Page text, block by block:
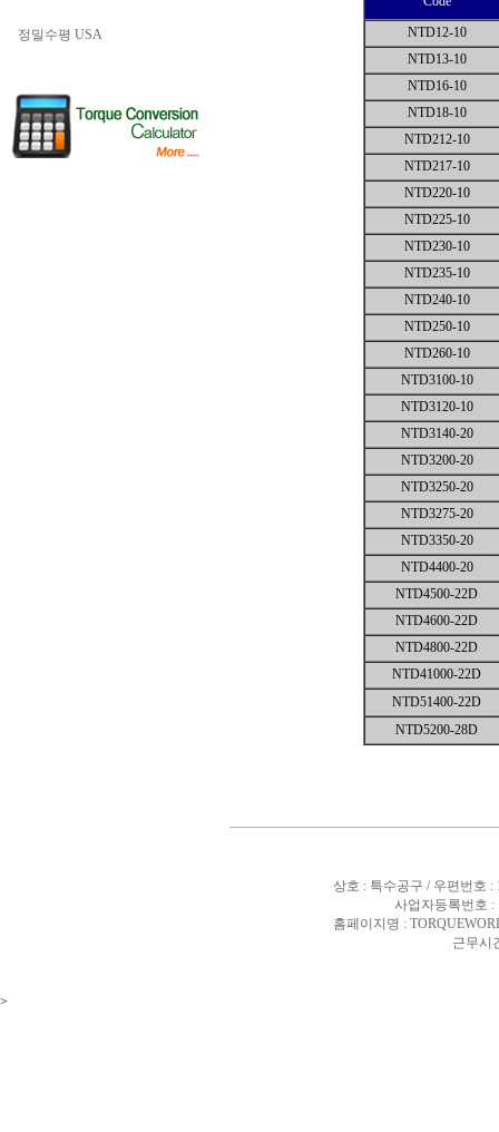
정밀수평 USA
NTD12-10
NTD13-10
NTD16-10
NTD18-10
NTD212-10
NTD217-10
NTD220-10
NTD225-10
NTD230-10
NTD235-10
NTD240-10
NTD250-10
NTD260-10
NTD3100-10
NTD3120-10
NTD3140-20
NTD3200-20
NTD3250-20
NTD3275-20
NTD3350-20
NTD4400-20
NTD4500-22D
NTD4600-22D
NTD4800-22D
NTD41000-22D
NTD51400-22D
NTD5200-28D
상호 : 특수공구 / 우편번호 :
사업자등록번호 :
홈페이지명 :
근무시
>